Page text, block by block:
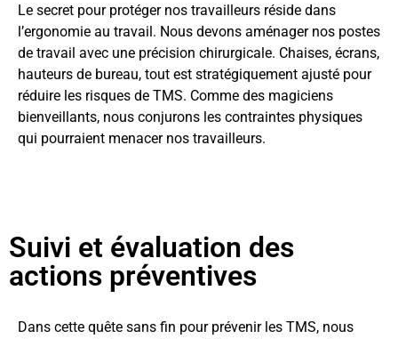
Le secret pour protéger nos travailleurs réside dans
l’ergonomie au travail. Nous devons aménager nos postes
de travail avec une précision chirurgicale. Chaises, écrans,
hauteurs de bureau, tout est stratégiquement ajusté pour
réduire les risques de TMS. Comme des magiciens
bienveillants, nous conjurons les contraintes physiques
qui pourraient menacer nos travailleurs.
Suivi et évaluation des
actions préventives
Dans cette quête sans fin pour prévenir les TMS, nous